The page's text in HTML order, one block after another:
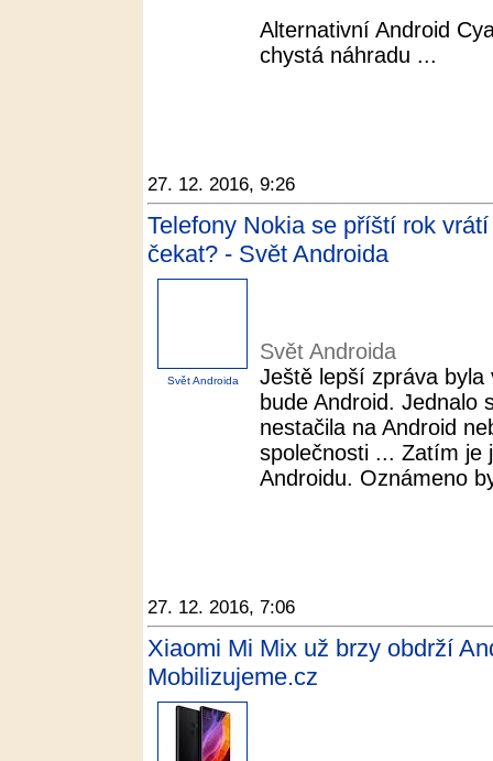
Alternativní Android
chystá náhradu ...
27. 12. 2016, 9:26
Telefony Nokia se příští rok
čekat? - Svět Androida
Svět Androida
Svět Androida
Ještě lepší zpráva
bude Android. Jednalo
nestačila na Android
společnosti ... Zatím je
Androidu. Oznámeno
27. 12. 2016, 7:06
Xiaomi Mi Mix už brzy obdrží
Mobilizujeme.cz